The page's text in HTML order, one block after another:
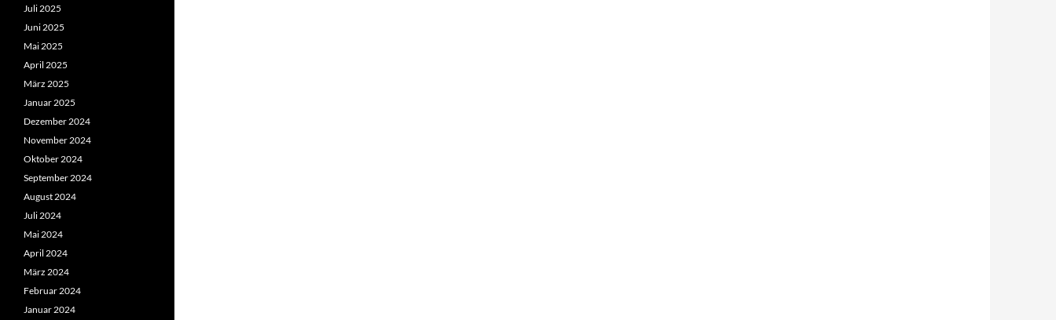
Juli 2025
Juni 2025
Mai 2025
April 2025
März 2025
Januar 2025
Dezember 2024
November 2024
Oktober 2024
September 2024
August 2024
Juli 2024
Mai 2024
April 2024
März 2024
Februar 2024
Januar 2024